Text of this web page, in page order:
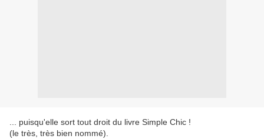
... puisqu'elle sort tout droit du livre Simple Chic !
(le très, très bien nommé).